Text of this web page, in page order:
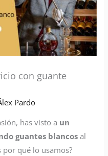
con guante
Pardo
has visto a un
guantes blancosal
por qué lo usamos?